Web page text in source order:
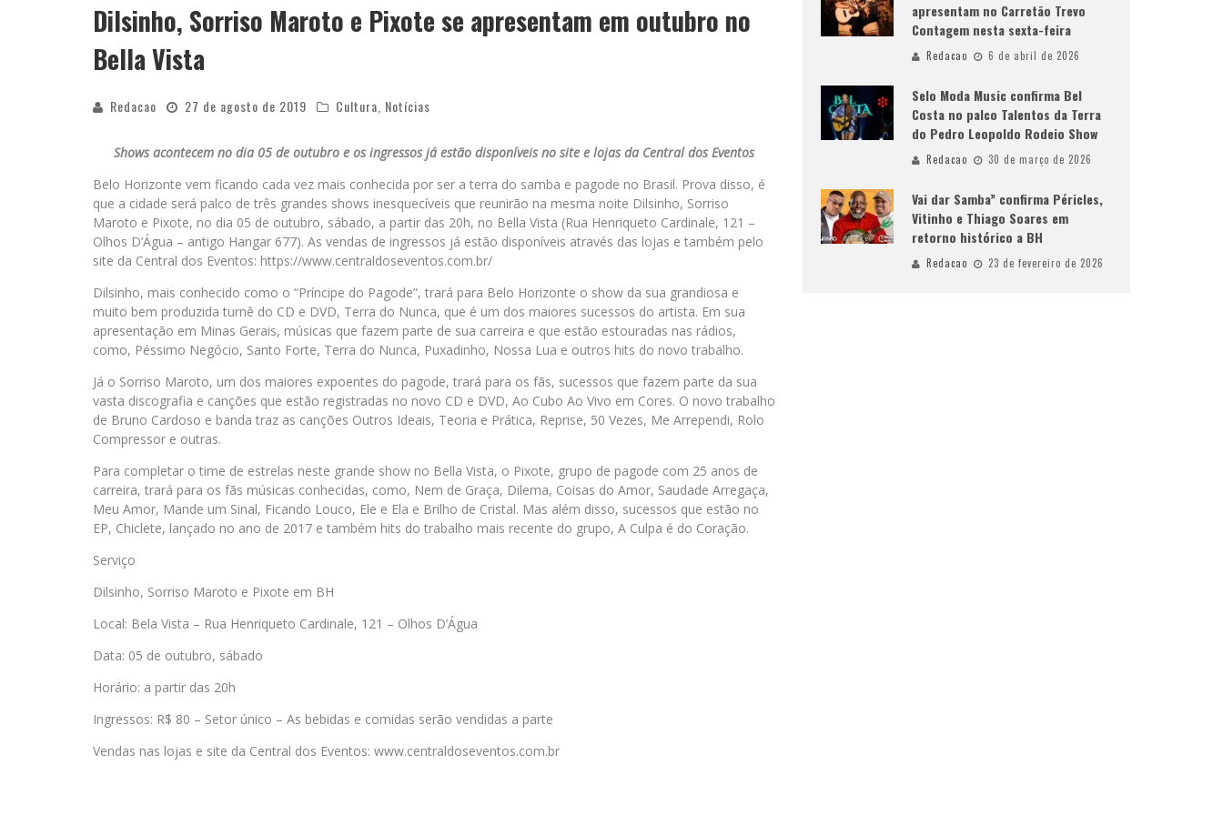
Dilsinho, Sorriso Maroto e Pixote se apresentam em outubro no
Bella Vista
Redacao 27 de agosto de 2019 Cultura Notícias
Shows acontecem no dia 05 de outubro e os ingressos já estão disponíveis no site e lojas da Central dos Eventos
Belo Horizonte vem ficando cada vez mais conhecida por ser a terra do samba e pagode no Brasil. Prova disso, é
que a cidade será palco de três grandes shows inesquecíveis que reunirão na mesma noite Dilsinho, Sorriso
Maroto e Pixote, no dia 05 de outubro, sábado, a partir das 20h, no Bella Vista (Rua Henriqueto Cardinale, 121 –
Olhos D’Água – antigo Hangar 677). As vendas de ingressos já estão disponíveis através das lojas e também pelo
site da Central dos Eventos: https://www.centraldoseventos.com.br/
Dilsinho, mais conhecido como o “Príncipe do Pagode”, trará para Belo Horizonte o show da sua grandiosa e
muito bem produzida turnê do CD e DVD, Terra do Nunca, que é um dos maiores sucessos do artista. Em sua
apresentação em Minas Gerais, músicas que fazem parte de sua carreira e que estão estouradas nas rádios,
como, Péssimo Negócio, Santo Forte, Terra do Nunca, Puxadinho, Nossa Lua e outros hits do novo trabalho.
Já o Sorriso Maroto, um dos maiores expoentes do pagode, trará para os fãs, sucessos que fazem parte da sua
vasta discografia e canções que estão registradas no novo CD e DVD, Ao Cubo Ao Vivo em Cores. O novo trabalho
de Bruno Cardoso e banda traz as canções Outros Ideais, Teoria e Prática, Reprise, 50 Vezes, Me Arrependi, Rolo
Compressor e outras.
Para completar o time de estrelas neste grande show no Bella Vista, o Pixote, grupo de pagode com 25 anos de
carreira, trará para os fãs músicas conhecidas, como, Nem de Graça, Dilema, Coisas do Amor, Saudade Arregaça,
Meu Amor, Mande um Sinal, Ficando Louco, Ele e Ela e Brilho de Cristal. Mas além disso, sucessos que estão no
EP, Chiclete, lançado no ano de 2017 e também hits do trabalho mais recente do grupo, A Culpa é do Coração.
Serviço
Dilsinho, Sorriso Maroto e Pixote em BH
Local: Bela Vista – Rua Henriqueto Cardinale, 121 – Olhos D’Água
Data: 05 de outubro, sábado
Horário: a partir das 20h
Ingressos: R$ 80 – Setor único – As bebidas e comidas serão vendidas a parte
Vendas nas lojas e site da Central dos Eventos: www.centraldoseventos.com.br
apresentam no Carretão Trevo
Contagem nesta sexta-feira
Redacao 6 de abril de 2026
Selo Moda Music confirma Bel
Costa no palco Talentos da Terra
do Pedro Leopoldo Rodeio Show
Redacao 30 de março de 2026
Vai dar Samba” confirma Péricles,
Vitinho e Thiago Soares em
retorno histórico a BH
Redacao 23 de fevereiro de 2026